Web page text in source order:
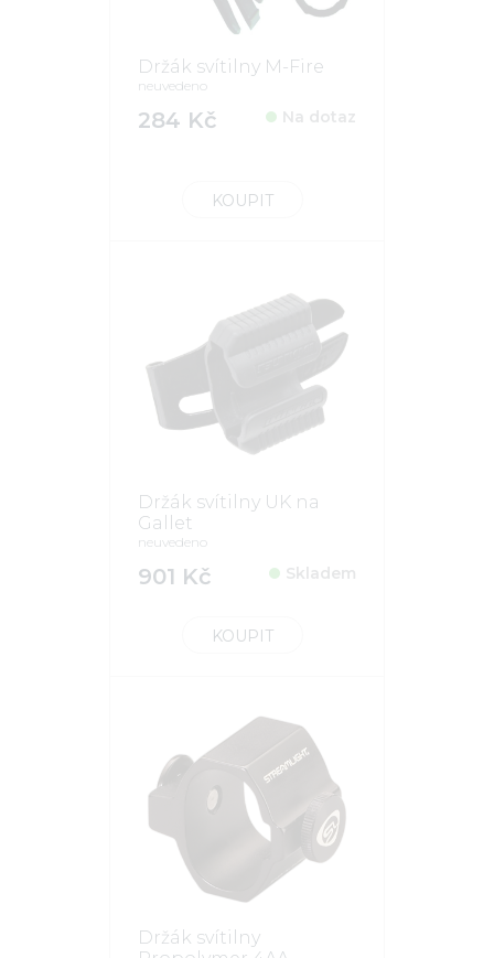
Držák svítilny M-Fire
neuvedeno
284 Kč Na dotaz
KOUPIT
Držák svítilny UK na
Gallet
neuvedeno
901 Kč Skladem
KOUPIT
Držák svítilny